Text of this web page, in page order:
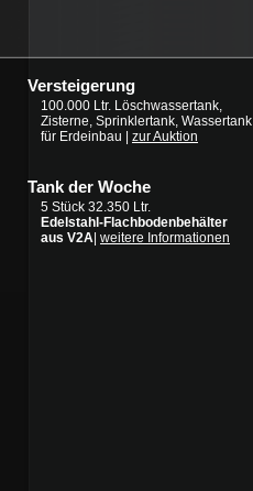
Versteigerung
100.000 Ltr. Löschwassertank,
Zisterne, Sprinklertank, Wassertank
für Erdeinbau | zur Auktion
Tank der Woche
5 Stück 32.350 Ltr.
Edelstahl-Flachbodenbehälter
aus V2A weitere Informationen